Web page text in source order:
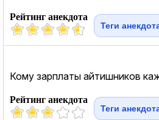
Рейтинг анекдота
Теги
Кому зарплаты айтишников
Рейтинг анекдота
Теги